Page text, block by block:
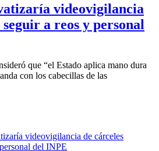
videovigilancia
a reos y personal
que “el Estado aplica mano dura
con los cabecillas de las